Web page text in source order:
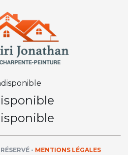
- MENTIONS LÉGALES